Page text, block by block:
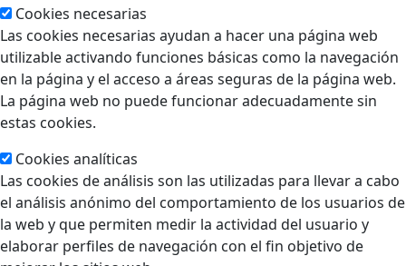
Cookies necesarias
Las cookies necesarias ayudan a hacer una página web
utilizable activando funciones básicas como la navegación
en la página y el acceso a áreas seguras de la página web.
La página web no puede funcionar adecuadamente sin
estas cookies.
Cookies analíticas
Las cookies de análisis son las utilizadas para llevar a cabo
el análisis anónimo del comportamiento de los usuarios de
la web y que permiten medir la actividad del usuario y
elaborar perfiles de navegación con el fin objetivo de